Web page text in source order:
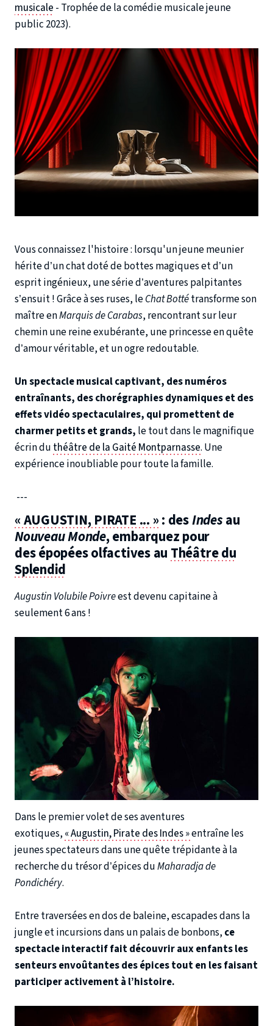
musicale - Trophée de la comédie musicale jeune
public 2023).
Vous connaissez l'histoire : lorsqu'un jeune meunier
hérite d’un chat doté de bottes magiques et d’un
esprit ingénieux, une série d’aventures palpitantes
s’ensuit ! Grâce à ses ruses, leChat Bottétransforme son
maître enMarquis de Carabas, rencontrant sur leur
chemin une reine exubérante, une princesse en quête
d’amour véritable, et un ogre redoutable.
Un spectacle musical captivant, des numéros
entraînants, des chorégraphies dynamiques et des
effets vidéo spectaculaires, qui promettent de
charmer petits et grands, le tout dans le magnifique
écrin du théâtre de la Gaité Montparnasse. Une
expérience inoubliable pour toute la famille.
---
« AUGUSTIN, PIRATE ... »: desIndesau
Nouveau Monde, embarquez pour
des épopées olfactives au Théâtre du
Splendid
Augustin Volubile Poivreest devenu capitaine à
seulement 6 ans !
Dans le premier volet de ses aventures
exotiques, « Augustin, Pirate des Indes »entraîne les
jeunes spectateurs dans une quête trépidante à la
recherche du trésor d’épices duMaharadja de
Pondichéry.
Entre traversées en dos de baleine, escapades dans la
jungle et incursions dans un palais de bonbons, ce
spectacle interactif fait découvrir aux enfants les
senteurs envoûtantes des épices tout en les faisant
participer activement à l’histoire.